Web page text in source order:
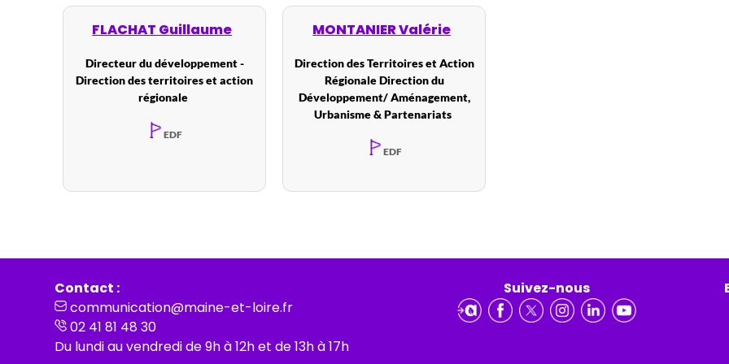
FLACHAT Guillaume
Directeur du développement -
Direction des territoires et action
régionale
EDF
MONTANIER Valérie
Direction des Territoires et Action
Régionale Direction du
Développement/ Aménagement,
Urbanisme & Partenariats
EDF
Contact :
communication@maine-et-loire.fr
02 41 81 48 30
Du lundi au vendredi de 9h à 12h et de 13h à 17h
Suivez-nous